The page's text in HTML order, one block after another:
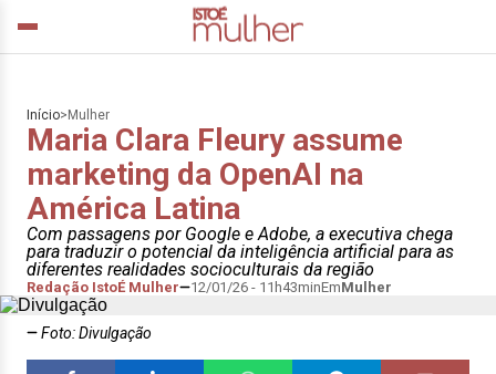
Início> Mulher
Maria Clara Fleury assume
marketing da OpenAI na
América Latina
Com passagens por Google e Adobe, a executiva chega
para traduzir o potencial da inteligência artificial para as
diferentes realidades socioculturais da região
Redação IstoÉ Mulher 12/01/26 - 11h43minEmMulher
Foto: Divulgação